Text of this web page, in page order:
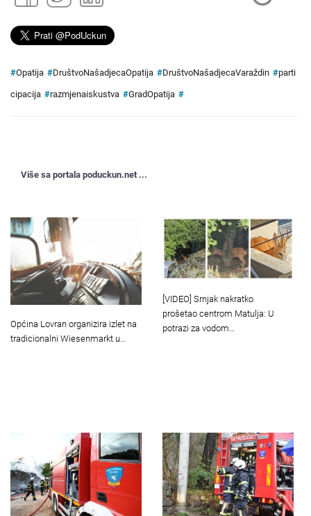
#Opatija #DruštvoNašadjecaOpatija #DruštvoNašadjecaVaraždin #parti
cipacija #razmjenaiskustva #GradOpatija #
Više sa portala poduckun.net ...
Općina Lovran organizira izlet na
tradicionalni Wiesenmarkt u…
[VIDEO] Srnjak nakratko
prošetao centrom Matulja: U
potrazi za vodom…